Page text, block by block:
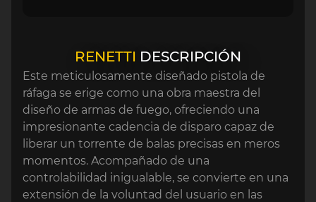
RENETTI DESCRIPCIÓN
Este meticulosamente diseñado pistola de
ráfaga se erige como una obra maestra del
diseño de armas de fuego, ofreciendo una
impresionante cadencia de disparo capaz de
liberar un torrente de balas precisas en meros
momentos. Acompañado de una
controlabilidad inigualable, se convierte en una
extensión de la voluntad del usuario en las